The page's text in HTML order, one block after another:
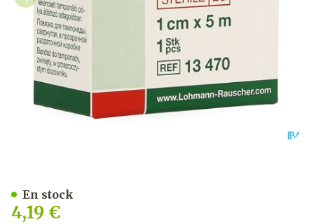
4,19 €
En stock